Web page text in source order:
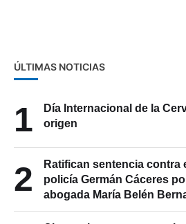
ÚLTIMAS NOTICIAS
1
Día Internacional de la
origen
2
Ratifican sentencia contra
policía Germán Cáceres
abogada María Belén